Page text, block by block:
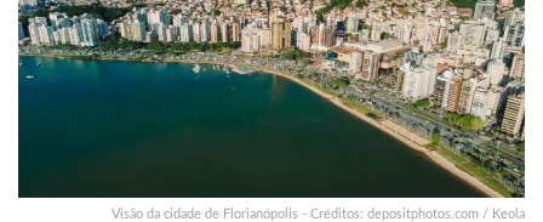
Visão da cidade de Florianópolis - Créditos: depositphotos.com / Keola